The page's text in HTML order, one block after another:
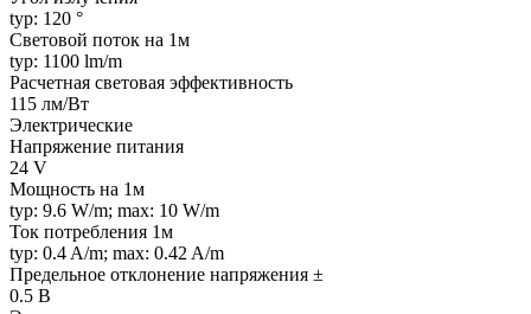
typ: 120 °
Световой поток на 1м
typ: 1100 lm/m
Расчетная световая эффективность
115 лм/Вт
Электрические
Напряжение питания
24 V
Мощность на 1м
typ: 9.6 W/m; max: 10 W/m
Ток потребления 1м
typ: 0.4 A/m; max: 0.42 A/m
Предельное отклонение напряжения ±
0.5 В